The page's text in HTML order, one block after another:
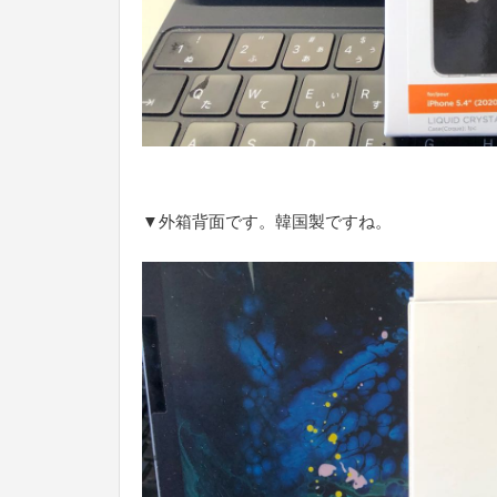
▼外箱背面です。韓国製ですね。